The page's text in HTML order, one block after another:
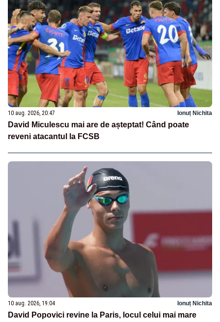
10 aug. 2026, 20:47 Ionuț Nichita
David Miculescu mai are de așteptat! Când poate
reveni atacantul la FCSB
10 aug. 2026, 19:04 Ionuț Nichita
David Popovici revine la Paris, locul celui mai mare